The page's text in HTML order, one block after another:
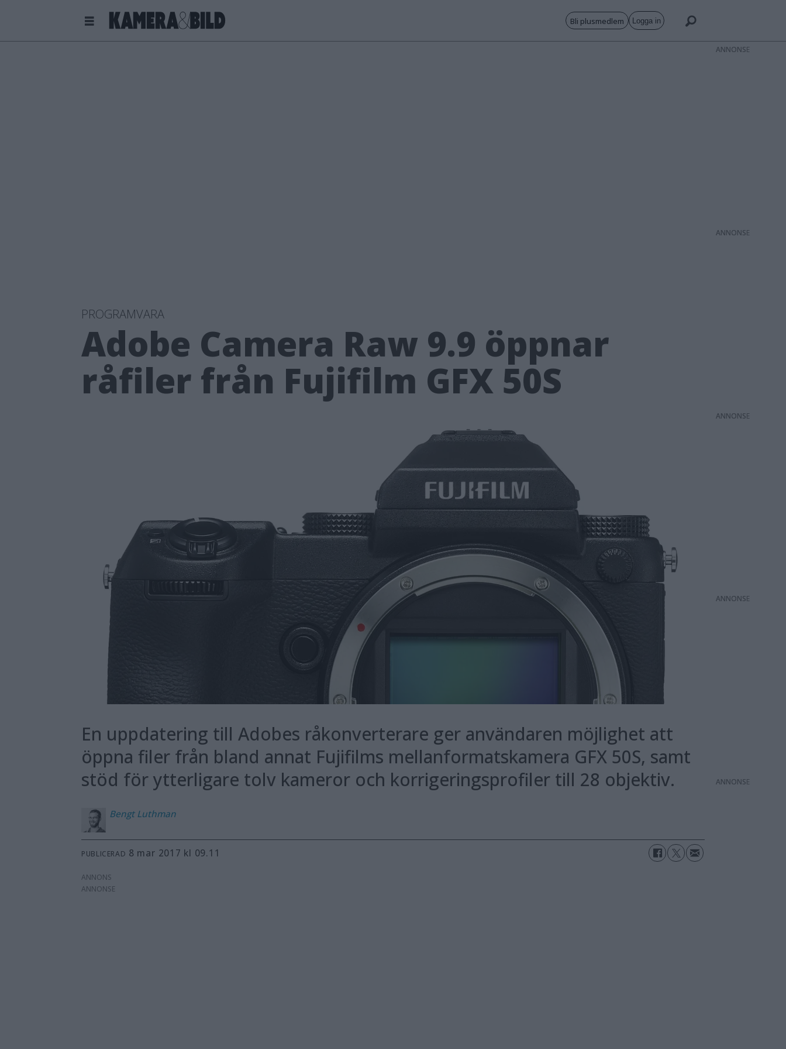
Bli plusmedlem Logga in
PROGRAMVARA
Adobe Camera Raw 9.9 öppnar
råfiler från Fujifilm GFX 50S
En uppdatering till Adobes råkonverterare ger användaren möjlighet att
öppna filer från bland annat Fujifilms mellanformatskamera GFX 50S, samt
stöd för ytterligare tolv kameror och korrigeringsprofiler till 28 objektiv.
Bengt Luthman
PUBLICERAD 8 mar 2017 kl 09.11
ANNONS
ANNONS
ANNONS
ANNONS
ANNONS
ANNONS